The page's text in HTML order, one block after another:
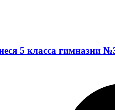
5 класса гимназии